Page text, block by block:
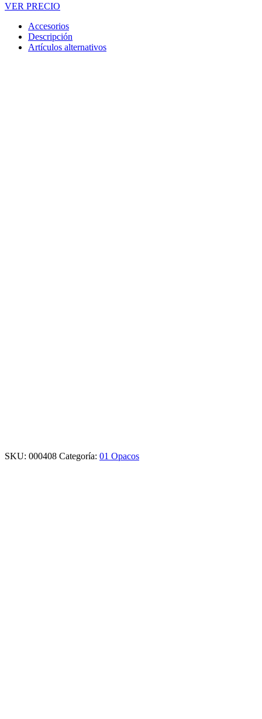
VER PRECIO
Accesorios
Descripción
Artículos alternativos
SKU: 000408 Categoría: 01 Opacos